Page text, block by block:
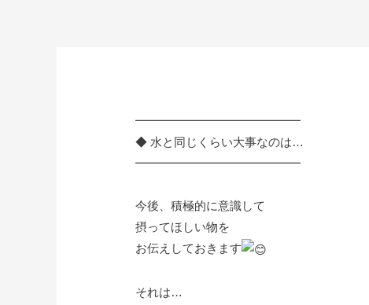
━━━━━━━━━━━━━━
◆ 水と同じくらい大事なのは…
━━━━━━━━━━━━━━
今後、積極的に意識して
摂ってほしい物を
お伝えしておきます
それは…